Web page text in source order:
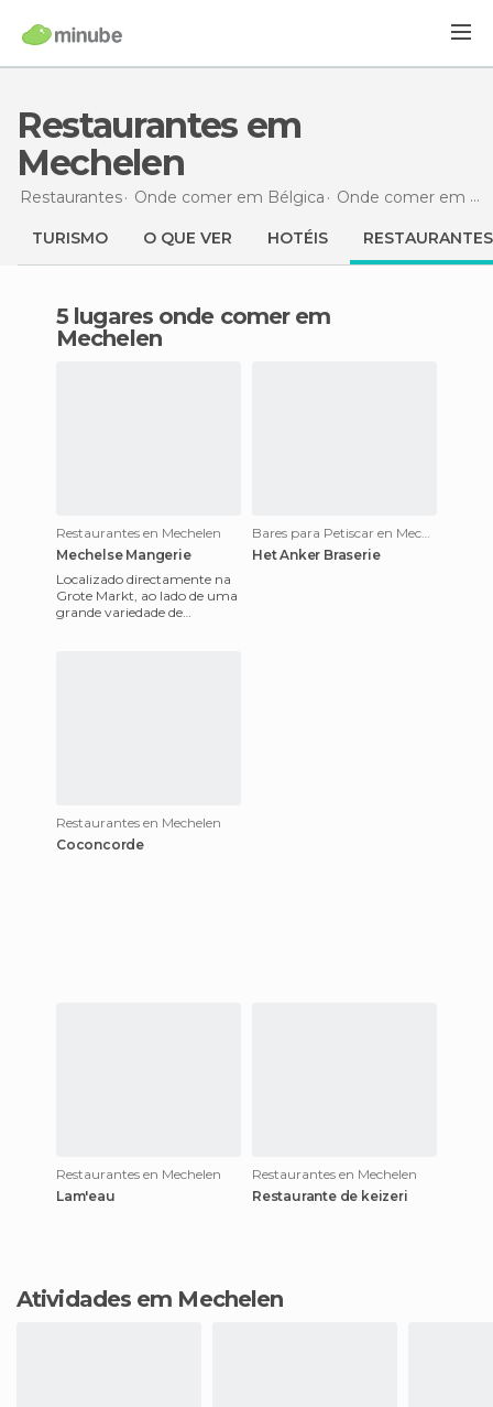
Restaurantes em
Mechelen
Restaurantes Onde comer em Bélgica Onde comer em Antuérpia
TURISMO O QUE VER HOTÉIS RESTAURANTES
5 lugares onde comer em
Mechelen
Restaurantes en Mechelen
Mechelse Mangerie
Localizado directamente na
Grote Markt, ao lado de uma
grande variedade de
Bares para Petiscar en Mechelen
Het Anker Braserie
Restaurantes en Mechelen
Coconcorde
Restaurantes en Mechelen
Lam'eau
Restaurantes en Mechelen
Restaurante de keizeri
Atividades em Mechelen